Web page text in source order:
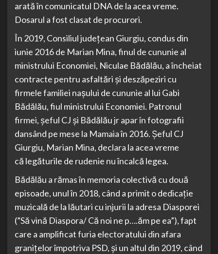
arată în comunicatul DNA de la acea vreme.
Dosarul a fost clasat de procurori.
În 2019, Consiliul județean Giurgiu, condus din
iunie 2016 de Marian Mina, finul de cununie al
ministrului Economiei, Niculae Bădălău, a încheiat
contracte pentru asfaltări și deszăpeziri cu
firmele familiei nașului de cununie al lui Gabi
Bădălău, fiul ministrului Economiei. Patronul
firmei, șeful CJ și Bădălău jr apar în fotografii
dansând pe mese la Mamaia în 2016. Șeful CJ
Giurgiu, Marian Mina, declara la acea vreme
că legăturile de rudenie nu încalcă legea.
Bădălău a rămas în memoria colectivă cu două
episoade, unul în 2018, când a primit o dedicație
muzicală de la lăutari cu injurii la adresa Diasporei
(”Să vină Diaspora/ Că noi ne p….ăm pe ea”), fapt
care a amplificat furia electoratului din afara
granițelor împotriva PSD, și un altul din 2019, când